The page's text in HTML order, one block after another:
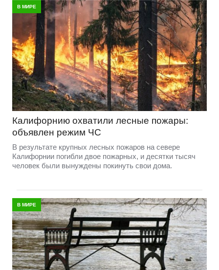
В МИРЕ
Калифорнию охватили лесные пожары:
объявлен режим ЧС
В результате крупных лесных пожаров на севере
Калифорнии погибли двое пожарных, и десятки тысяч
человек были вынуждены покинуть свои дома.
В МИРЕ